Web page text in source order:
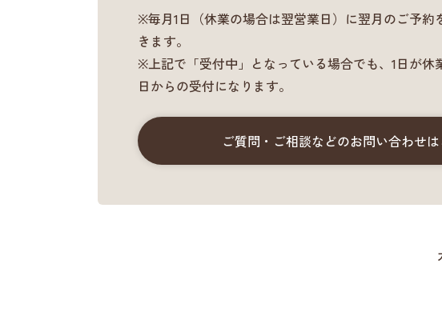
※毎月1日（休業の場合は翌営業日）に翌月のご予約
きます。
※上記で「受付中」となっている場合でも、1日が休
日からの受付になります。
ご質問・ご相談などのお問い合わせ